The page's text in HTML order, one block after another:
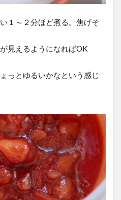
１～２分ほど煮る。焦げそ
見えるようになればOK
っとゆるいかなという感じ